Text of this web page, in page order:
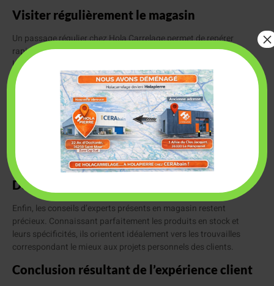
Visiter régulièrement le magasin
Un passage régulier chez Hola Carrelage permet de repérer
rapidement les nouveautés et de saisir les bonnes affaires dès
leur arrivée. La rotation rapide des stocks fait de chaque visite
une opportunité unique.
S’informer sur les promotions en cours
Rester informé des promotions et destockages programmés
via différents canaux (informations en magasin, newsletters,
réseaux sociaux) permet d’anticiper et de planifier ses achats
de manière optimale.
Demander conseil aux spécialistes
Enfin, les conseils d’experts présents en magasin restent
précieux. Connaissant parfaitement les produits en stock et
leurs spécificités, ils orientent idéalement vers les trouvailles
correspondant le mieux aux projets personnels des clients.
Conclusion résultant de l’expérience client
×